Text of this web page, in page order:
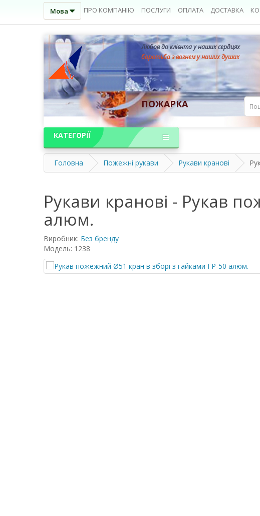
Мова ПРО КОМПАНІЮ ПОСЛУГИ ОПЛАТА ДОСТАВКА
Любов до клієнта у наших сердцях
боротьба з вогнем у наших душах
ПОЖАРКА
КАТЕГОРІЇ
Головна Пожежні рукави Рукави кранові
Рукави кранові - Рукав
алюм.
Виробник: Без бренду
Модель: 1238